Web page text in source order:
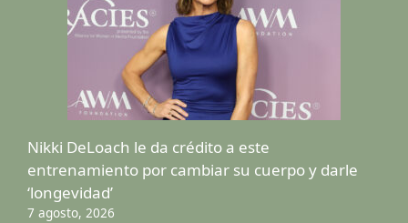
Nikki DeLoach le da crédito a este
entrenamiento por cambiar su cuerpo y darle
‘longevidad’
7 agosto, 2026